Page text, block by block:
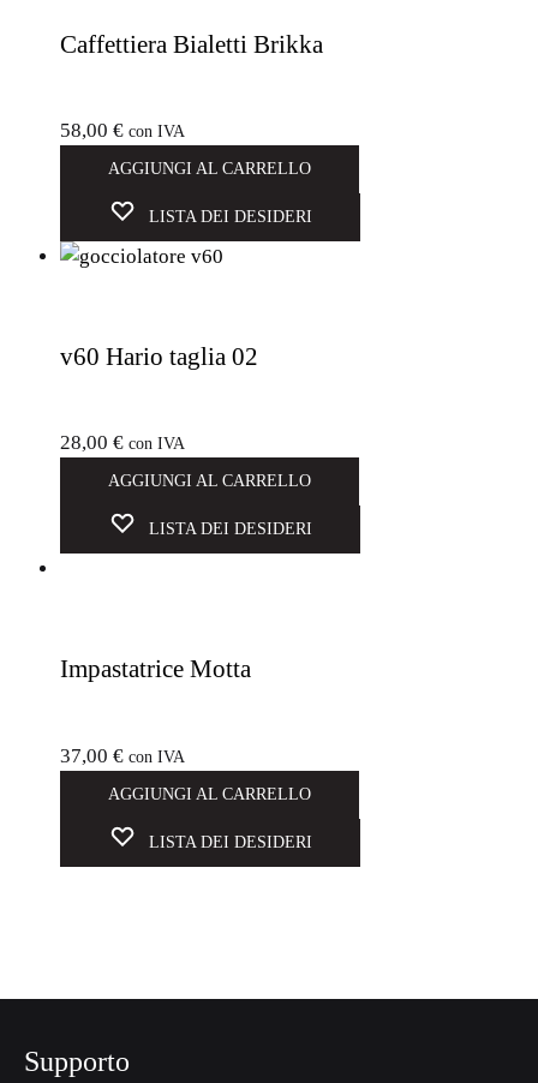
Caffettiera Bialetti Brikka
58,00 € con IVA
AGGIUNGI AL CARRELLO
LISTA DEI DESIDERI
v60 Hario taglia 02
28,00 € con IVA
AGGIUNGI AL CARRELLO
LISTA DEI DESIDERI
Impastatrice Motta
37,00 € con IVA
AGGIUNGI AL CARRELLO
LISTA DEI DESIDERI
Supporto